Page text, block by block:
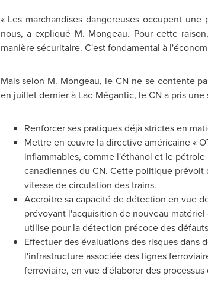
« Les marchandises dangereuses occupent
nous, a expliqué M. Mongeau. Pour cette
manière sécuritaire. C'est fondamental à
Mais selon M. Mongeau, le CN ne se contente
en juillet dernier à Lac-Mégantic, le CN a pris
Renforcer ses pratiques déjà strictes en
Mettre en œuvre la directive américaine «
inflammables, comme l'éthanol et le
canadiennes du CN. Cette politique
vitesse de circulation des trains.
Accroître sa capacité de détection en vue
prévoyant l'acquisition de nouveau
utilise pour la détection précoce des
Effectuer des évaluations des risques
l'infrastructure associée des lignes
ferroviaire, en vue d'élaborer des